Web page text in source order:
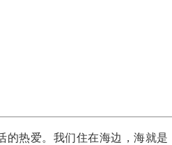
的热爱。我们住在海边，海就是